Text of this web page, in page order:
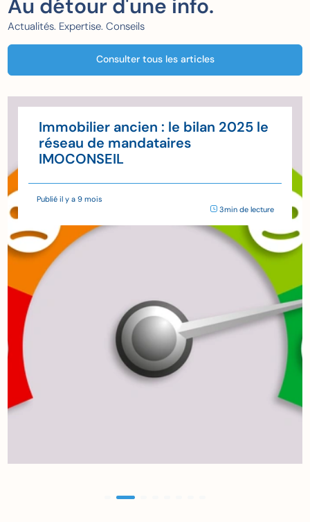
Au détour d'une info.
Actualités. Expertise. Conseils
Consulter tous les articles
Immobilier ancien : le bilan 2025 le
réseau de mandataires
IMOCONSEIL
Publié il y a 9 mois
3min de lecture